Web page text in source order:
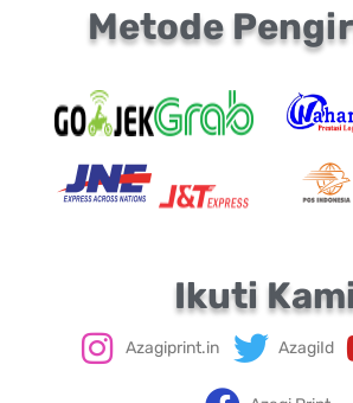
Metode
Ikuti
Azagiprint.in AzagiId